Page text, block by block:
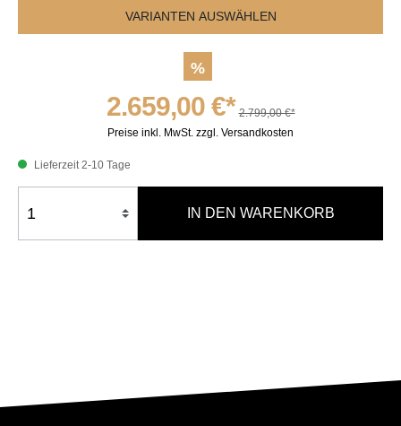
VARIANTEN AUSWÄHLEN
%
2.659,00 €* 2.799,00 €*
Preise inkl. MwSt. zzgl. Versandkosten
Lieferzeit 2-10 Tage
IN DEN WARENKORB